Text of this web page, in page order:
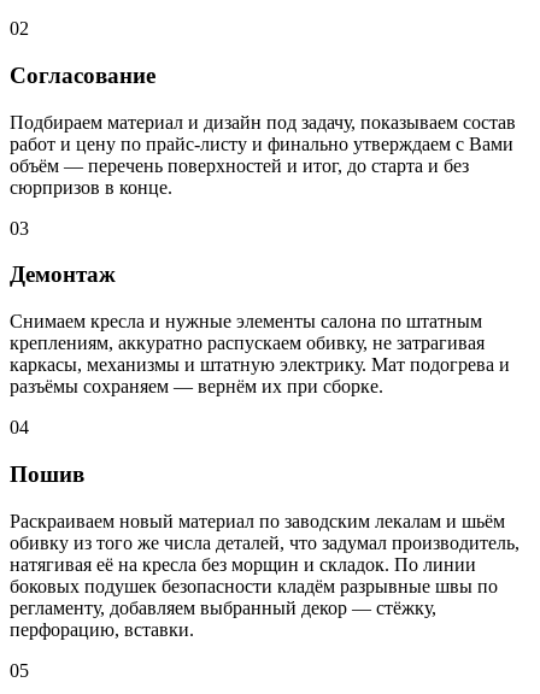
02
Согласование
Подбираем материал и дизайн под задачу, показываем состав
работ и цену по прайс-листу и финально утверждаем с Вами
объём — перечень поверхностей и итог, до старта и без
сюрпризов в конце.
03
Демонтаж
Снимаем кресла и нужные элементы салона по штатным
креплениям, аккуратно распускаем обивку, не затрагивая
каркасы, механизмы и штатную электрику. Мат подогрева и
разъёмы сохраняем — вернём их при сборке.
04
Пошив
Раскраиваем новый материал по заводским лекалам и шьём
обивку из того же числа деталей, что задумал производитель,
натягивая её на кресла без морщин и складок. По линии
боковых подушек безопасности кладём разрывные швы по
регламенту, добавляем выбранный декор — стёжку,
перфорацию, вставки.
05